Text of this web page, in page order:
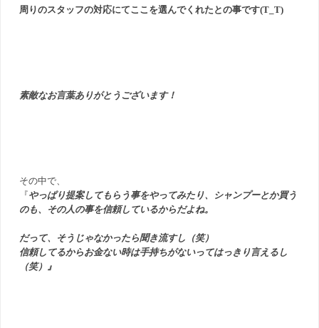
周りのスタッフの対応にてここを選んでくれたとの事です(T_T)
素敵なお言葉ありがとうございます！
その中で、
『やっぱり提案してもらう事をやってみたり、シャンプーとか買う
のも、その人の事を信頼しているからだよね。
だって、そうじゃなかったら聞き流すし（笑）
信頼してるからお金ない時は手持ちがないってはっきり言えるし
（笑）』